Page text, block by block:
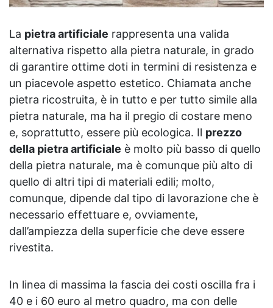
La pietra artificiale rappresenta una valida
alternativa rispetto alla pietra naturale, in grado
di garantire ottime doti in termini di resistenza e
un piacevole aspetto estetico. Chiamata anche
pietra ricostruita, è in tutto e per tutto simile alla
pietra naturale, ma ha il pregio di costare meno
e, soprattutto, essere più ecologica. Il prezzo
della pietra artificiale è molto più basso di quello
della pietra naturale, ma è comunque più alto di
quello di altri tipi di materiali edili; molto,
comunque, dipende dal tipo di lavorazione che è
necessario effettuare e, ovviamente,
dall’ampiezza della superficie che deve essere
rivestita.
In linea di massima la fascia dei costi oscilla fra i
40 e i 60 euro al metro quadro, ma con delle